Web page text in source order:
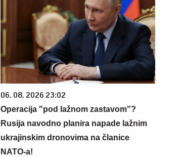
06. 08. 2026 23:02
Operacija "pod lažnom zastavom"?
Rusija navodno planira napade lažnim
ukrajinskim dronovima na članice
NATO-a!